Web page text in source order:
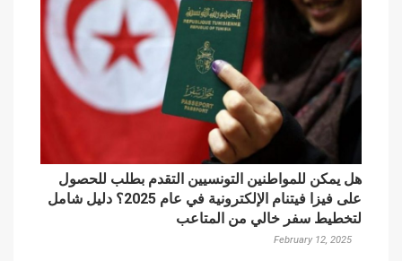
هل يمكن للمواطنين التونسيين التقدم بطلب للحصول
على فيزا فيتنام الإلكترونية في عام 2025؟ دليل شامل
لتخطيط سفر خالي من المتاعب
February 12, 2025